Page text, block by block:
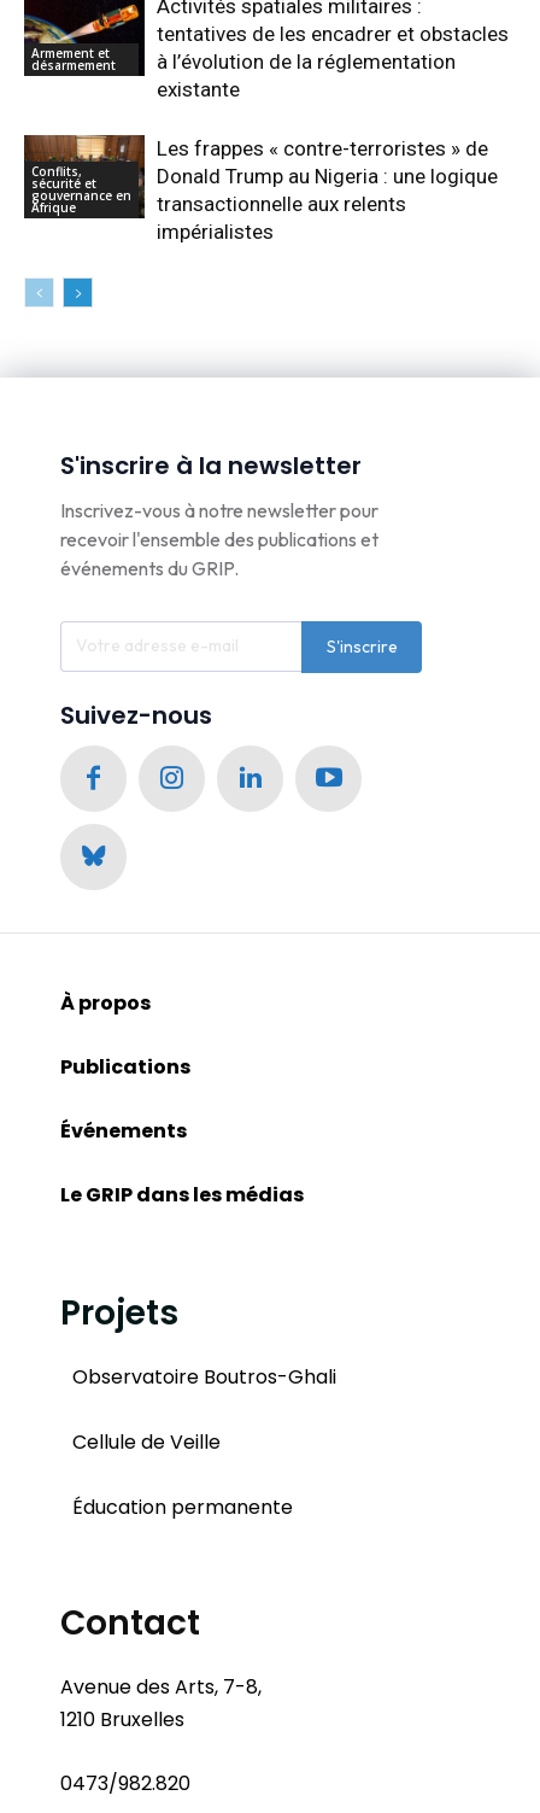
Armement et
désarmement
Activités spatiales militaires :
tentatives de les encadrer et obstacles
à l’évolution de la réglementation
existante
Conflits,
sécurité et
gouvernance en
Afrique
Les frappes « contre-terroristes » de
Donald Trump au Nigeria : une logique
transactionnelle aux relents
impérialistes
S'inscrire à la newsletter
Inscrivez-vous à notre newsletter pour
recevoir l'ensemble des publications et
événements du GRIP.
S'inscrire
Suivez-nous
À propos
Publications
Événements
Le GRIP dans les médias
Projets
Observatoire Boutros-Ghali
Cellule de Veille
Éducation permanente
Contact
Avenue des Arts, 7-8,
1210 Bruxelles
0473/982.820